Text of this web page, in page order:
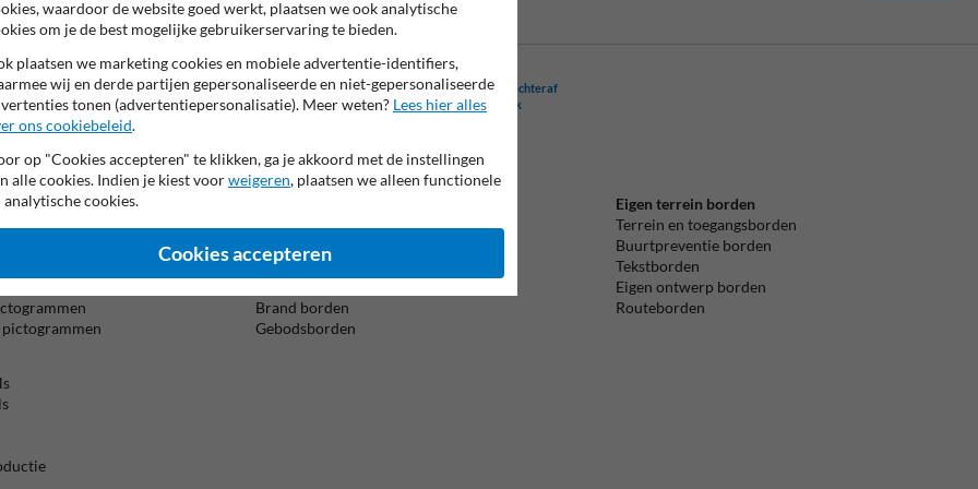
veiligheidsborden,
maar kun je ook je
Hiermee ontwerp
gewenste informatiebord, lever
duurzaam, aluminium reflecterend
en anti-graffiti.
moduleontwikkeld.
en palen super eenvoudig!
de volledige productgroep
Betaling achteraf
is mogelijk
Verzamelplaats borden
Verbodsborden
Waarschuwingsborden
Brand borden
Gebodsborden
Eigen terrein borden
Terrein en toegangsborden
Buurtpreventie borden
Tekstborden
Eigen ontwerp borden
Routeborden
waardoor de website goed werkt, plaatsen we ook analytische
om je de best mogelijke gebruikerservaring te bieden.
plaatsen we marketing cookies en mobiele advertentie-identifiers,
wij en derde partijen gepersonaliseerde en niet-gepersonaliseerde
tonen (advertentiepersonalisatie). Meer weten? Lees hier alles
ons cookiebeleid.
op "Cookies accepteren" te klikken, ga je akkoord met de instellingen
alle cookies. Indien je kiest voorweigeren, plaatsen we alleen functionele
analytische cookies.
Cookies accepteren